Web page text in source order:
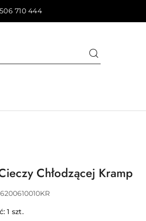
710 444
Chłodzącej Kramp
1 szt.